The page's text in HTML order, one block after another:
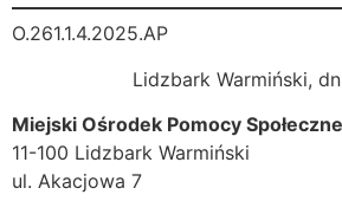
O.261.1.4.2025.AP
Lidzbark Warmiński,
Miejski Ośrodek Pomocy
11-100 Lidzbark Warmiński
ul. Akacjowa 7